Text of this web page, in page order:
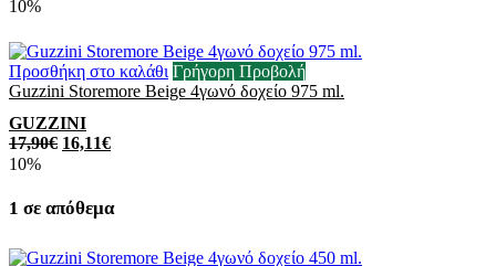
10%
Προσθήκη στο καλάθι Γρήγορη Προβολή
Guzzini Storemore Beige 4γωνό δοχείο 975 ml.
GUZZINI
17,90€ 16,11€
10%
1 σε απόθεμα